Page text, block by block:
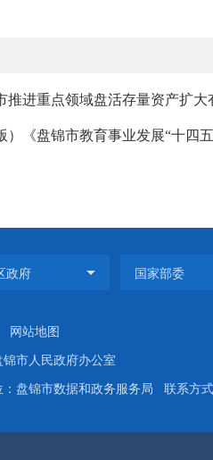
推进重点领域盘活存量资产扩
）《盘锦市教育事业发展“十四
网站地图
锦市人民政府办公室
盘锦市数据和政务服务局 联系方